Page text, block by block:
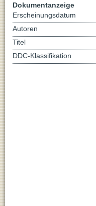
Dokumentanzeige
Erscheinungsdatum
Autoren
Titel
DDC-Klassifikation